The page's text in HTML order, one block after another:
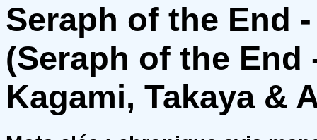
Seraph of the End
(Seraph of the End
Kagami, Takaya &